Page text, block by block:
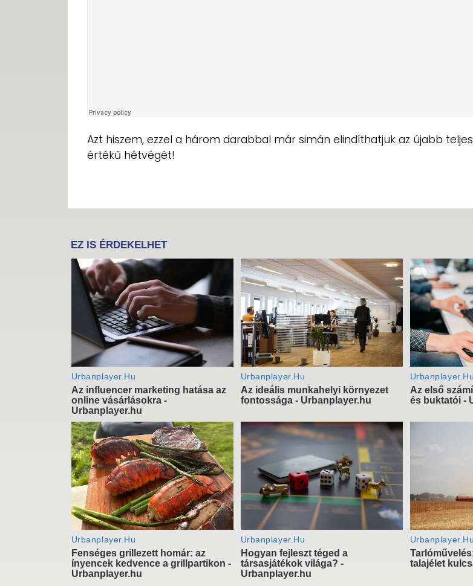
Azt hiszem, ezzel a három darabbal már simán elindíthatjuk az újabb teljes
értékű hétvégét!